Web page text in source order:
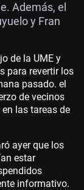
Además, el
y Fran
de la UME y
para revertir los
pasado. el
de vecinos
las tareas de
ayer que los
estar
informativo.